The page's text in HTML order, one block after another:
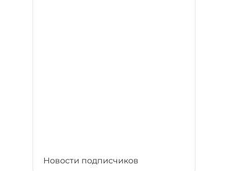
Новости подписчиков